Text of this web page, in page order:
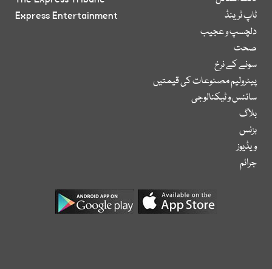
ٹاپ ٹرینڈ
دلچسپ و عجیب
صحت
سونے کے نرخ
پیٹرولیم مصنوعات کی قیمتیں
سائنس و ٹیکنالوجی
بلاگ
بزنس
ویڈیوز
جرائم
Express Entertainment